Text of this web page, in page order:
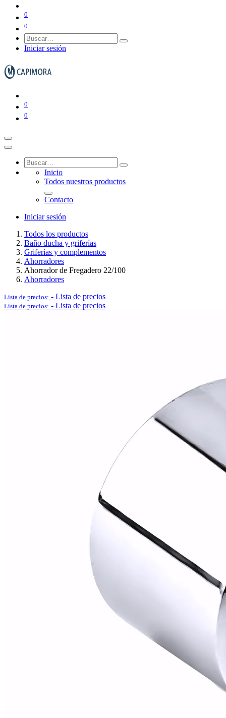
Logística y Equipamiento Auxiliar
Postes separadores/Catenarias
Alfombras
Contra insectos
0
0
Iniciar sesión
0
0
Inicio
Todos nuestros productos
Contacto
Iniciar sesión
Todos los productos
Baño ducha y griferías
Griferías y complementos
Ahorradores
Ahorrador de Fregadero 22/100
Ahorradores
Lista de precios: - Lista de precios
Lista de precios: - Lista de precios